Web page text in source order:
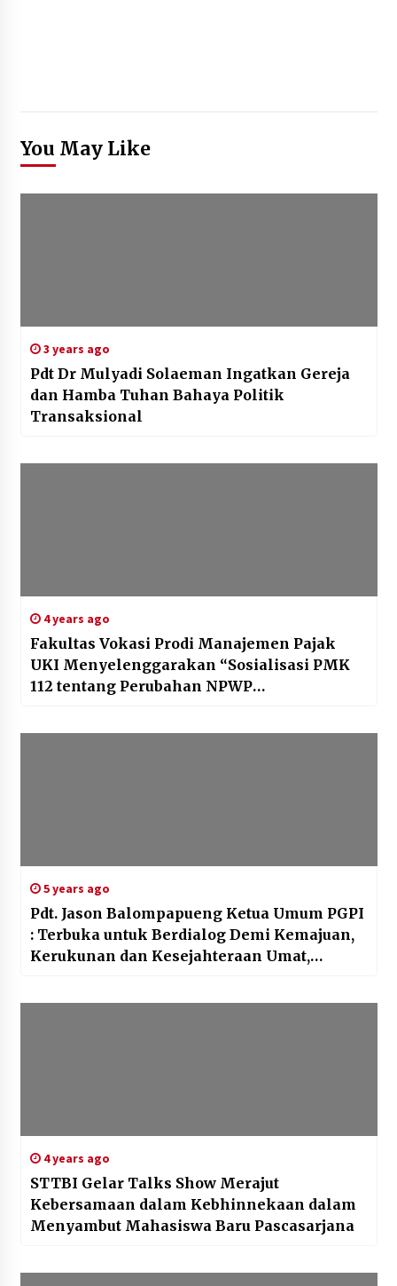
You May Like
3 years ago
Pdt Dr Mulyadi Solaeman Ingatkan Gereja
dan Hamba Tuhan Bahaya Politik
Transaksional
4 years ago
Fakultas Vokasi Prodi Manajemen Pajak
UKI Menyelenggarakan “Sosialisasi PMK
112 tentang Perubahan NPWP
5 years ago
Pdt. Jason Balompapueng Ketua Umum PGPI
: Terbuka untuk Berdialog Demi Kemajuan,
Kerukunan dan Kesejahteraan Umat,
4 years ago
STTBI Gelar Talks Show Merajut
Kebersamaan dalam Kebhinnekaan dalam
Menyambut Mahasiswa Baru Pascasarjana